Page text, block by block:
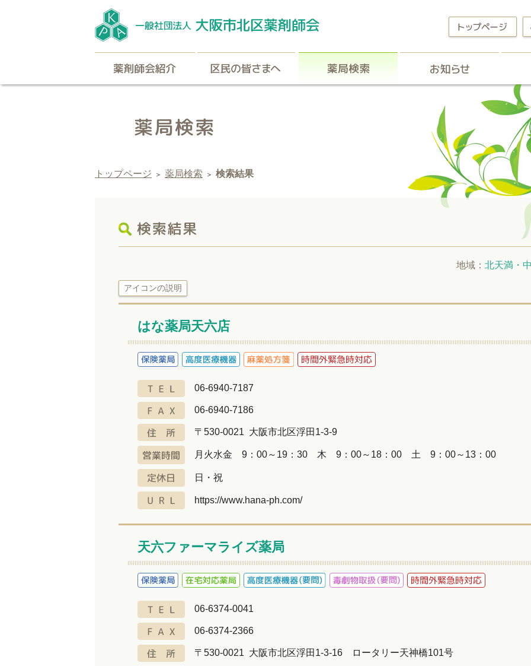
トップページ 薬局検索 検索結果
地域： 北天満・
アイコンの説明
はな薬局天六店
06-6940-7187
06-6940-7186
〒530-0021 大阪市北区浮田1-3-9
月火水金 9：00～19：30 木 9：00～18：00 土 9：00～13：00
日・祝
https://www.hana-ph.com/
天六ファーマライズ薬局
06-6374-0041
06-6374-2366
〒530-0021 大阪市北区浮田1-3-16 ロータリー天神橋101号